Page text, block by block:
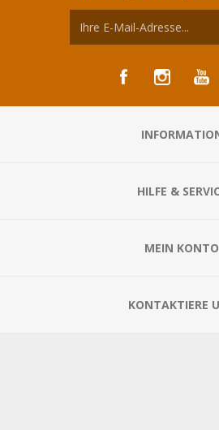
HILFE &
MEIN KONTO
KONTAKTIERE